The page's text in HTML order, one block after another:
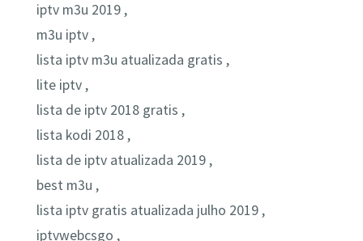
iptv m3u 2019 ,
m3u iptv ,
lista iptv m3u atualizada gratis ,
lite iptv ,
lista de iptv 2018 gratis ,
lista kodi 2018 ,
lista de iptv atualizada 2019 ,
best m3u ,
lista iptv gratis atualizada julho 2019 ,
iptvwebcsgo ,